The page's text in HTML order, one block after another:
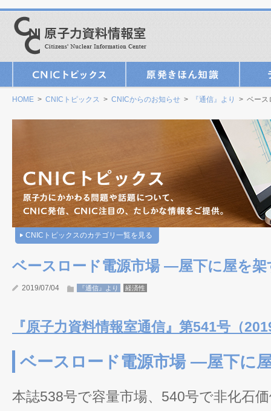
HOME > CNICトピックス > CNICからのお知らせ > 『通信』より > ベース
CNICトピックスのカテゴリ一覧を見る
ベースロード電源市場 ―屋下に屋を架
2019/07/04 『通信』より 経済性
『原子力資料情報室通信』第541号（
ベースロード電源市場 ―屋下に
本誌538号で容量市場、540号で非化石